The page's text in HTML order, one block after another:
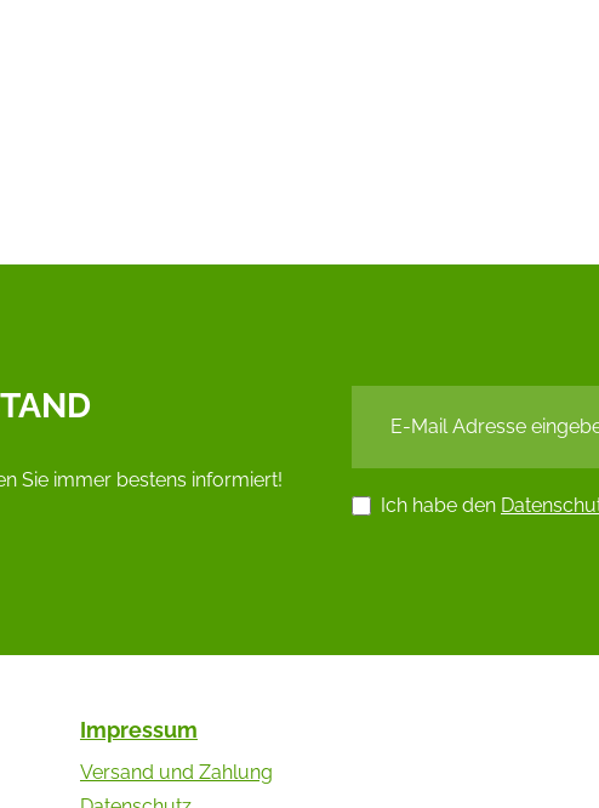
Sie immer bestens informiert!
Ich habe den
Impressum
Versand und Zahlung